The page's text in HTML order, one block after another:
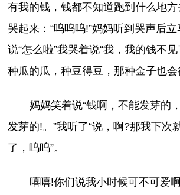
有我的钱，钱都不知道跑到什么地
哭起来：“呜呜呜!”妈妈听到哭声后
说“怎么啦”我哭着说“我，我的钱不
种瓜的瓜，种豆得豆，那种金子也会
妈妈笑着说“钱啊，不能发芽的
发芽的!。”我听了“说，啊?那我下次
了，呜呜”。
嘻嘻!你们说我小时候可不可爱